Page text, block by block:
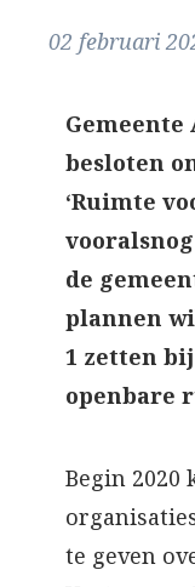
02 februari
besloten
‘Ruimte
de
plannen
1 zetten
openbare
Begin 2020
te geven